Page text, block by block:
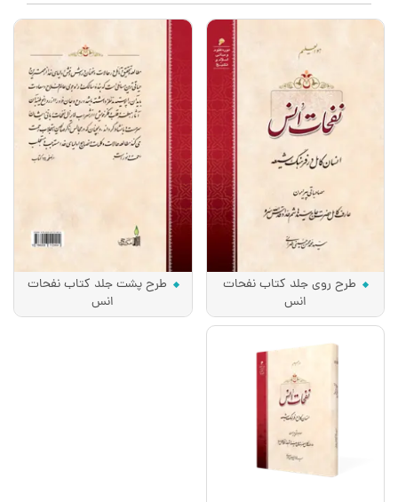
طرح روی جلد کتاب نفحات
انس
طرح پشت جلد کتاب نفحات
انس